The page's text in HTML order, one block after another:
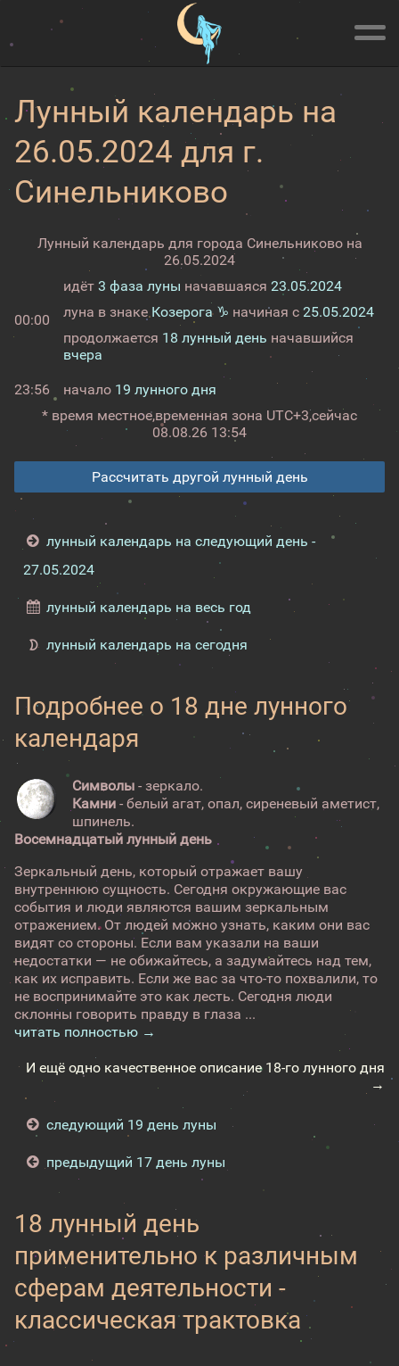
Лунный календарь на
26.05.2024 для г.
Синельниково
Лунный календарь для города Синельниково на
26.05.2024
00:00
идёт 3 фаза луны начавшаяся 23.05.2024
луна в знакеКозерога ♑ начиная с 25.05.2024
продолжается 18 лунный день начавшийся
вчера
23:56 начало 19 лунного дня
* время местное,временная зона UTC+3,сейчас
08.08.26 13:54
Рассчитать другой лунный день
лунный календарь на следующий день -
27.05.2024
лунный календарь на весь год
лунный календарь на сегодня
Подробнее о 18 дне лунного
календаря
Символы - зеркало.
Камни - белый агат, опал, сиреневый аметист,
шпинель.
Восемнадцатый лунный день
Зеркальный день, который отражает вашу
внутреннюю сущность. Сегодня окружающие вас
события и люди являются вашим зеркальным
отражением. От людей можно узнать, каким они вас
видят со стороны. Если вам указали на ваши
недостатки — не обижайтесь, а задумайтесь над тем,
как их исправить. Если же вас за что-то похвалили, то
не воспринимайте это как лесть. Сегодня люди
склонны говорить правду в глаза ...
читать полностью →
И ещё одно качественное описание 18-го лунного дня
→
следующий 19 день луны
предыдущий 17 день луны
18 лунный день
применительно к различным
сферам деятельности -
классическая трактовка